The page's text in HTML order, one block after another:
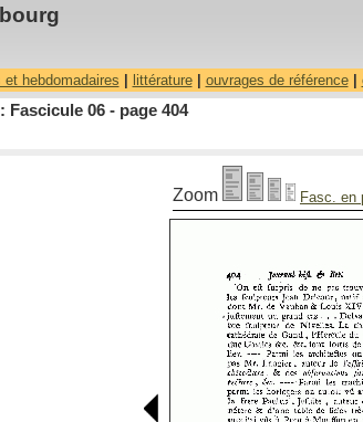
et hebdomadaires littérature| ouvrages de référence|
06 - page 404
Zoom Fasc. en